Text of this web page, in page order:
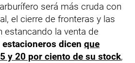
será más cruda con
el cierre de fronteras y las
estancando la venta de
estacioneros dicen que
y 20 por ciento de su stock,